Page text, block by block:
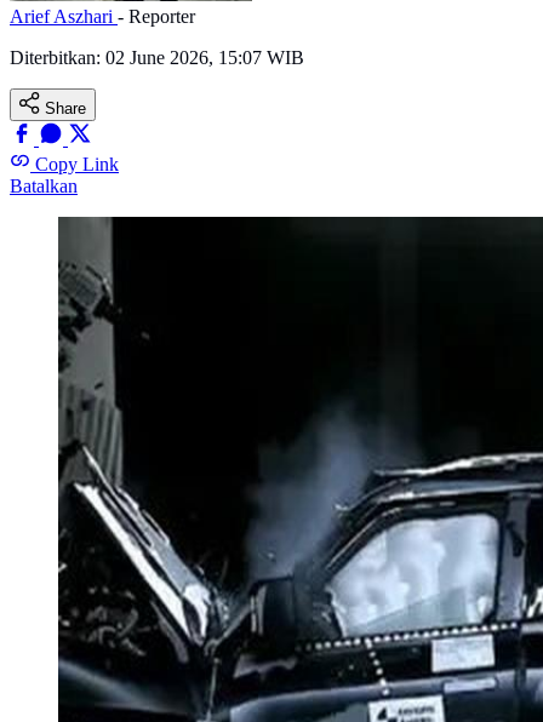
Arief Aszhari - Reporter
Diterbitkan: 02 June 2026, 15:07 WIB
Share
Copy Link
Batalkan